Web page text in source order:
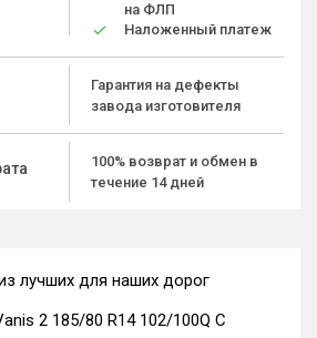
на ФЛП
Наложенный платеж
Гарантия на дефекты
завода изготовителя
100% возврат и обмен в
течение 14 дней
лучших для наших дорог
2 185/80 R14 102/100Q C